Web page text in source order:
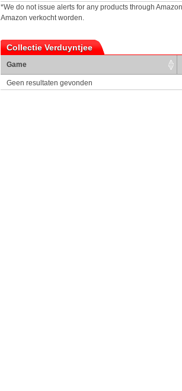
*We do not issue alerts for any products through
Amazon verkocht worden.
Collectie Verduyntjee
Game
Geen resultaten gevonden